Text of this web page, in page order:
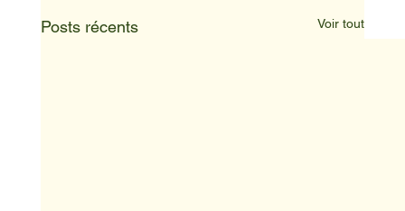
Posts récents Voir tout